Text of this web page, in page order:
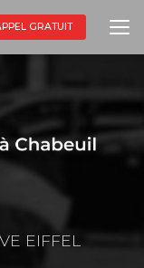
GRATUIT
EIFFEL